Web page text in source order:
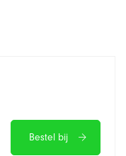
Bestel bij